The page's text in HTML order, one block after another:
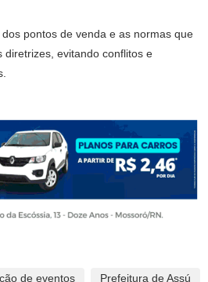
pontos de venda e as normas que
evitando conflitos e
de eventos Prefeitura de Assú